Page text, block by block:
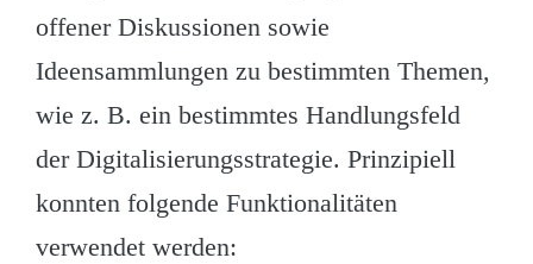
offener Diskussionen sowie
Ideensammlungen zu bestimmten Themen,
wie z. B. ein bestimmtes Handlungsfeld
der Digitalisierungsstrategie. Prinzipiell
konnten folgende Funktionalitäten
verwendet werden: